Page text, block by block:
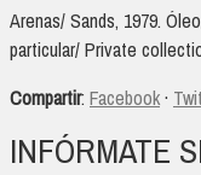
Arenas/ Sands, 1979.
particular/ Private
Compartir: Facebook·
INFÓRMATE